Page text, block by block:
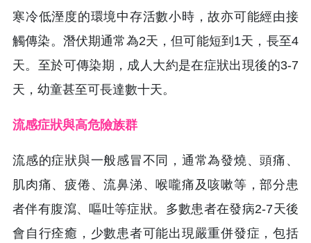
寒冷低溼度的環境中存活數小時，故亦可能經由接
觸傳染。潛伏期通常為2天，但可能短到1天，長至4
天。至於可傳染期，成人大約是在症狀出現後的3-7
天，幼童甚至可長達數十天。
流感症狀與高危險族群
流感的症狀與一般感冒不同，通常為發燒、頭痛、
肌肉痛、疲倦、流鼻涕、喉嚨痛及咳嗽等，部分患
者伴有腹瀉、嘔吐等症狀。多數患者在發病2-7天後
會自行痊癒，少數患者可能出現嚴重併發症，包括